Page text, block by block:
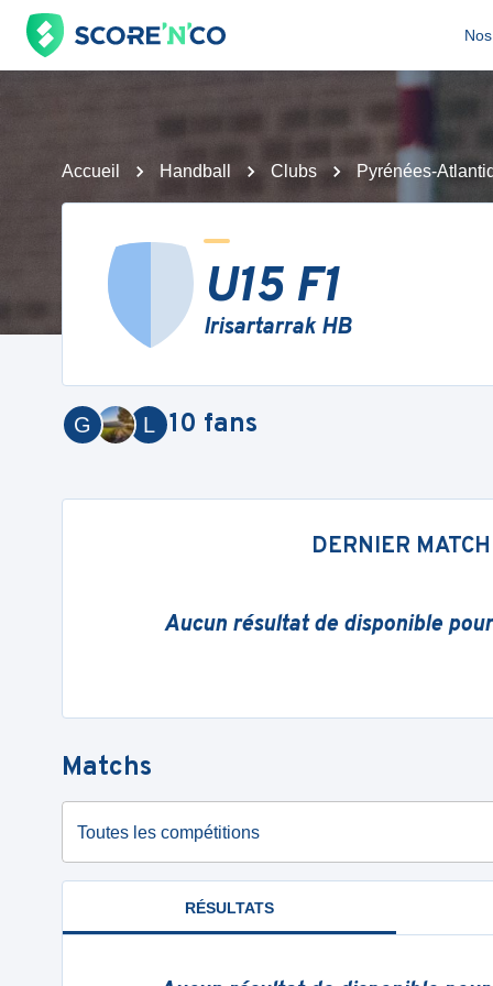
Accueil Handball Clubs Pyrénées-
U15 F1
Irisartarrak HB
L
G 10 fans
DERNIER MATCH
Aucun résultat de disponible
Matchs
Toutes les compétitions
RÉSULTATS